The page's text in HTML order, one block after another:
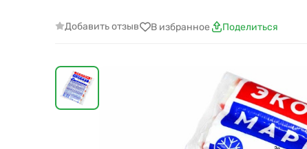
Добавить отзыв В избранное Поделиться